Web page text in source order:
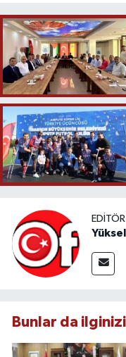
Bunlar da